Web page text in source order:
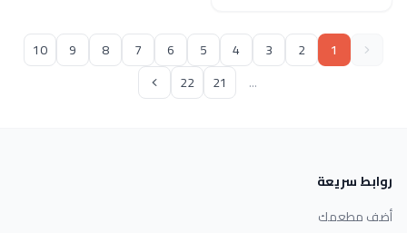
1
2
3
4
5
6
7
8
9
10
...
21
22
روابط سريعة
أضف مطعمك